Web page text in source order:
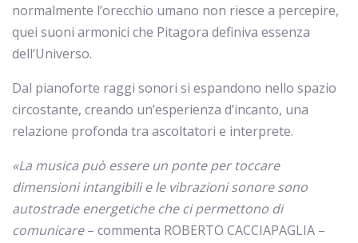
normalmente l’orecchio umano non riesce a percepire,
quei suoni armonici che Pitagora definiva essenza
dell’Universo.
Dal pianoforte raggi sonori si espandono nello spazio
circostante, creando un’esperienza d’incanto, una
relazione profonda tra ascoltatori e interprete.
«La musica può essere un ponte per toccare
dimensioni intangibili e le vibrazioni sonore sono
autostrade energetiche che ci permettono di
comunicare– commenta ROBERTO CACCIAPAGLIA –